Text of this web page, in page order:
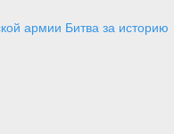
армии Битва за историю